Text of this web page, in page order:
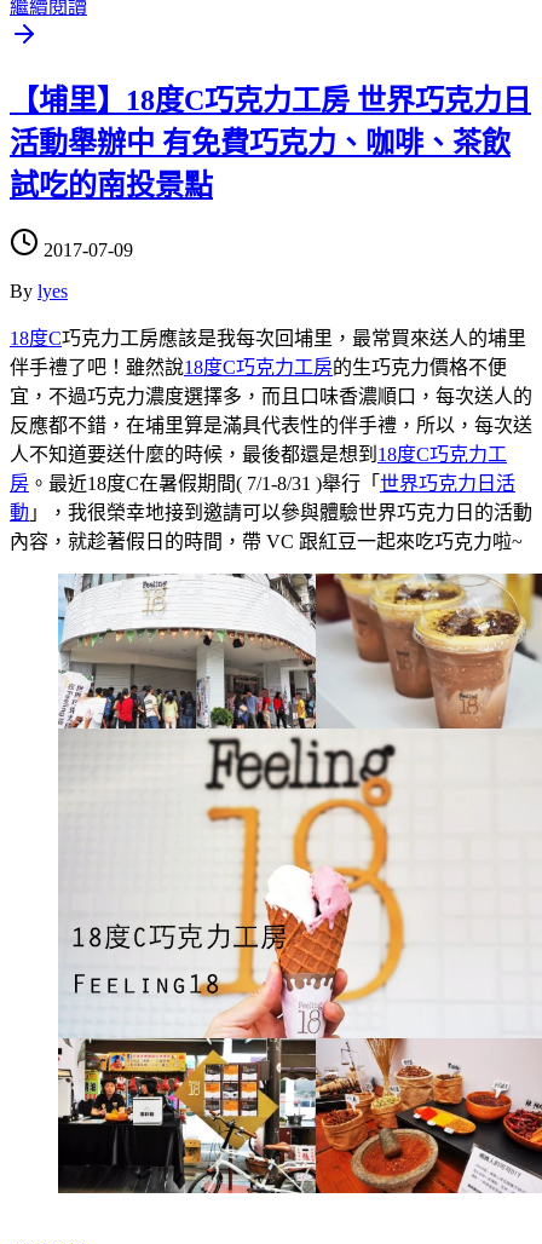
繼續閱讀
【埔里】18度C巧克力工房 世界巧克力日
活動舉辦中 有免費巧克力、咖啡、茶飲
試吃的南投景點
2017-07-09
By lyes
18度C巧克力工房應該是我每次回埔里，最常買來送人的埔里
伴手禮了吧！雖然說18度C巧克力工房的生巧克力價格不便
宜，不過巧克力濃度選擇多，而且口味香濃順口，每次送人的
反應都不錯，在埔里算是滿具代表性的伴手禮，所以，每次送
人不知道要送什麼的時候，最後都還是想到 18度C巧克力工
房 。最近18度C在暑假期間( 7/1-8/31 )舉行「 世界巧克力日活
動 」，我很榮幸地接到邀請可以參與體驗世界巧克力日的活動
內容，就趁著假日的時間，帶 VC 跟紅豆一起來吃巧克力啦~